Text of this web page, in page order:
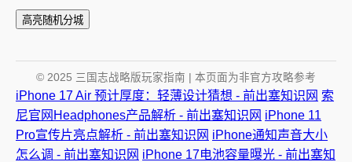
高亮随机分城
© 2025 三国志战略版玩家指南 | 本页面为非官方攻略参考
iPhone 17 Air 预计厚度：轻薄设计猜想 - 前出塞知识网 索
尼官网Headphones产品解析 - 前出塞知识网 iPhone 11
Pro宣传片亮点解析 - 前出塞知识网 iPhone通知声音大小
怎么调 - 前出塞知识网 iPhone 17电池容量曝光 - 前出塞知